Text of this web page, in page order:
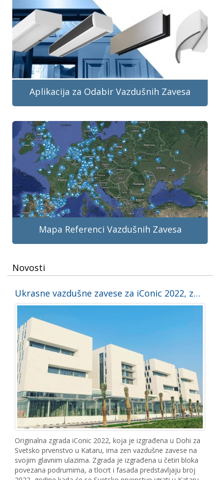
Aplikacija za Odabir Vazdušnih Zavesa
Mapa Referenci Vazdušnih Zavesa
Novosti
Ukrasne vazdušne zavese za iConic 2022, zgradu FIFA na Svetskom prvenstvu u fudbalu u Kataru
Originalna zgrada iConic 2022, koja je izgrađena u Dohi za
Svetsko prvenstvo u Kataru, ima zen vazdušne zavese na
svojim glavnim ulazima. Zgrada je izgrađena u četiri bloka
povezana podrumima, a tlocrt i fasada predstavljaju broj